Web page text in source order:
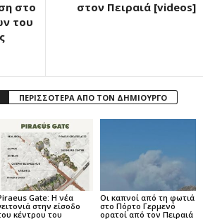
στο
του
στον Πειραιά [videos]
ΠΕΡΙΣΣΟΤΕΡΑ ΑΠΟ ΤΟΝ ΔΗΜΙΟΥΡΓΟ
Gate: Η νέα
στην είσοδο
κέντρου του
Οι καπνοί από τη φωτιά
στο Πόρτο Γερμενό
ορατοί από τον Πειραιά